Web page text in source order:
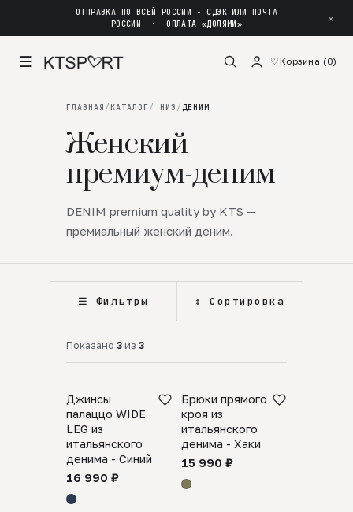
ОТПРАВКА ПО ВСЕЙ РОССИИ - СДЭК ИЛИ ПОЧТА
РОССИИ ·ОПЛАТА «ДОЛЯМИ» ✕
☰ ♡Корзина (0)
ГЛАВНАЯ / КАТАЛОГ/ НИЗ /ДЕНИМ
Женский
премиум-деним
DENIM premium quality by KTS —
премиальный женский деним.
☰ Фильтры ↕ Сортировка
Показано3 из3
Джинсы
палаццо WIDE
LEG из
итальянского
денима - Синий
16 990 ₽
Брюки прямого
кроя из
итальянского
денима - Хаки
15 990 ₽